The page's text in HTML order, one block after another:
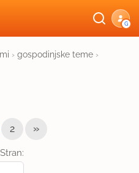
G
› gospodinjske teme ›
Stran:
2 »